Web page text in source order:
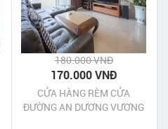
180.000 VNĐ
170.000 VNĐ
CỬA HÀNG RÈM CỬA
ĐƯỜNG AN DƯƠNG VƯƠNG